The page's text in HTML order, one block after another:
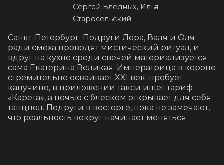
Сергей Бледных, Илья
Старосельский
Санкт-Петербург. Подруги Лера, Валя и Оля
ради смеха проводят мистический ритуал, и
вдруг на кухне среди свечей материализуется
сама Екатерина Великая. Императрица в короне
стремительно осваивает XXI век: пробует
капучино, в приложении такси ищет тариф
«Карета», а ночью с блеском открывает для себя
танцпол. Подруги в восторге, пока не замечают,
что реальность вокруг начинает меняться.